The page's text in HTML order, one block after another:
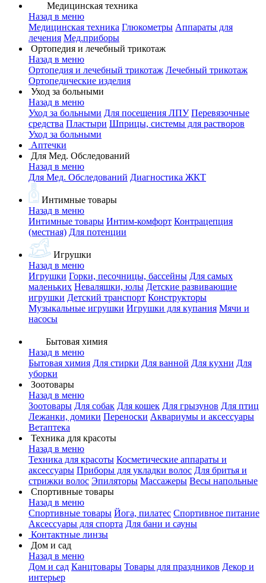
Медицинская техника
Назад в меню
Медицинская техника Глюкометры Аппараты для
лечения Мед.приборы
Ортопедия и лечебный трикотаж
Назад в меню
Ортопедия и лечебный трикотаж Лечебный трикотаж
Ортопедические изделия
Уход за больными
Назад в меню
Уход за больными Для посещения ЛПУ Перевязочные
средства Пластыри Шприцы, системы для растворов
Уход за больными
Аптечки
Для Мед. Обследований
Назад в меню
Для Мед. Обследований Диагностика ЖКТ
Интимные товары
Назад в меню
Интимные товары Интим-комфорт Контрацепция
(местная) Для потенции
Игрушки
Назад в меню
Игрушки Горки, песочницы, бассейны Для самых
маленьких Неваляшки, юлы Детские развивающие
игрушки Детский транспорт Конструкторы
Музыкальные игрушки Игрушки для купания Мячи и
насосы
Бытовая химия
Назад в меню
Бытовая химия Для стирки Для ванной Для кухни Для
уборки
Зоотовары
Назад в меню
Зоотовары Для собак Для кошек Для грызунов Для птиц
Лежанки, домики Переноски Аквариумы и аксессуары
Ветаптека
Техника для красоты
Назад в меню
Техника для красоты Косметические аппараты и
аксессуары Приборы для укладки волос Для бритья и
стрижки волос Эпиляторы Массажеры Весы напольные
Спортивные товары
Назад в меню
Спортивные товары Йога, пилатес Спортивное питание
Аксессуары для спорта Для бани и сауны
Контактные линзы
Дом и сад
Назад в меню
Дом и сад Канцтовары Товары для праздников Декор и
интерьер